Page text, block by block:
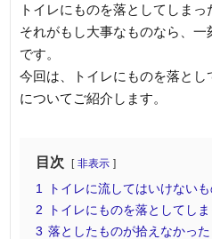
トイレにものを落としてしまっ
それがもし大事なものなら、
です。
今回は、トイレにものを落と
についてご紹介します。
目次 非表示
1
トイレに流してはいけない
2
トイレにものを落としてし
3 落としたものが拾えなかった